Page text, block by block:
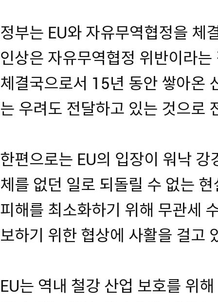
정부는 EU와 자유무역협정을 체
인상은 자유무역협정 위반이라
체결국으로서 15년 동안 쌓아온
는 우려도 전달하고 있는 것으로
한편으로는 EU의 입장이 워낙
체를 없던 일로 되돌릴 수 없는
피해를 최소화하기 위해 무관세
보하기 위한 협상에 사활을 걸고
EU는 역내 철강 산업 보호를 위